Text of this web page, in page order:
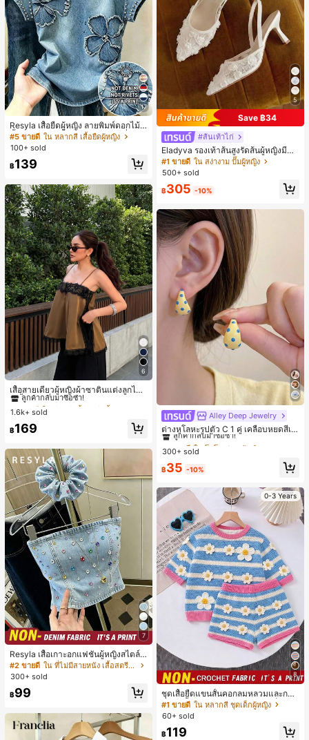
17
Resyla เสื้อยืดผู้หญิง ลายพิมพ์ดอกไม้สี
น้ำเงินวินเทจ เสื้อสำหรับออกไปเที่ยวฤ
ดูร้อน ดีไซน์กราฟิก สบายๆ อเนกประสง
องเที่ยวกลางแจ้ง
#5 ขายดี ใน หลากสี เสื้อยืดผู้หญิง
100+ sold
฿139
6
เสื้อสายเดี่ยวผู้หญิงผ้าซาตินแต่งลูกไม้
- เสื้อสายเดี่ยวฤดูร้อนสีคากีมีรอยผ่าด้า
นข้างที่น่าดึงดูดแบบสบายๆ
#1 ขายดี
ใน สีกากี เสื้อสตรี เสื้อเบลาส์ & Tee
ลูกค้ากลับมาซื้อซ้ำ!
#1 ขายดี
ลูกค้ากลับมาซื้อซ้ำ!
#1 ขายดี
ลูกค้ากลับมาซื้อซ้ำ!
#1 ขายดี
ใน สีกากี เสื้อสตรี เสื้อเบลาส์ & Tee
1.6k+ sold
฿169
7
Resyla เสื้อเกาะอกแฟชั่นผู้หญิงสไตล์ซั
มเมอร์อเนกประสงค์ลายเดนิม แนะนำ
สำหรับงานหนัก ขายดี ตกแต่งเพชรสีสั
จำวัน
#2 ขายดี
ใน ที่ไม่มีสายหนัง เสื้อสตรี เสื้อเบลาส์ & Tee
300+ sold
฿99
5
Save ฿34
#ส้นเท้าไก่
Eladyva รองเท้าส้นสูงรัดส้นผู้หญิงมีดอ
กไม้ประดับตาข่ายเสริมและสามารถสว
มได้สองแบบ ส้นสูง 7 ซม. รูปแบบโรมัน
#1 ขายดี ใน สง่างาม ปั๊มผู้หญิง
500+ sold
฿305 -10%
Alley Deep Jewelry
ต่างหูโลหะรูปตัว C 1 คู่ เคลือบหยดสีเห
ลือง ลายจุดสีน้ำเงิน สไตล์ยุโรปและอเม
ริกัน แฟชั่นส่วนตัว หวานและสง่างาม
ดินทาง งานแต่งงาน ปาร์ตี้ วันเกิด ของ
#1 ขายดี ใน โบโฮ ต่างหูผู้หญิง
ลูกค้ากลับมาซื้อซ้ำ!
เกือบหมดแล้ว!
#1 ขายดี ใน โบโฮ ต่างหูผู้หญิง
ลูกค้ากลับมาซื้อซ้ำ!
เกือบหมดแล้ว!
#1 ขายดี ใน โบโฮ ต่างหูผู้หญิง
ลูกค้ากลับมาซื้อซ้ำ!
เกือบหมดแล้ว!
#1 ขายดี
ใน โบโฮ ต่างหูผู้หญิง
เกือบหมดแล้ว!
300+ sold
฿35 -10%
0-3 Years
8
ชุดเสื้อยืดแขนสั้นคอกลมหลวมและกาง
เกงขาสั้นไบค์เกอร์รัดรูปสำหรับเด็กผู้ห
ญิง สไตล์มินิมอล เหมาะสำหรับฤดูใบไ
#1 ขายดี ใน หลากสี ชุดเด็กผู้หญิง
60+ sold
฿119